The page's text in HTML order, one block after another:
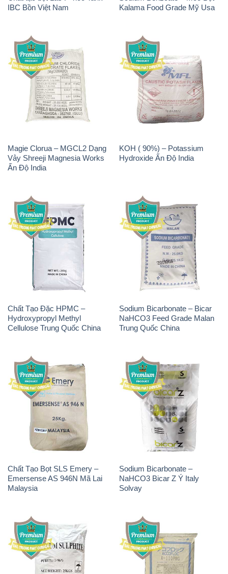
IBC Bồn Việt Nam
Kalama Food Grade Mỹ Usa
Magie Clorua – MGCL2 Dạng
Vảy Shreeji Magnesia Works
Ấn Độ India
KOH ( 90%) – Potassium
Hydroxide Ấn Độ India
Chất Tạo Đặc HPMC –
Hydroxypropyl Methyl
Cellulose Trung Quốc China
Sodium Bicarbonate – Bicar
NaHCO3 Feed Grade Malan
Trung Quốc China
Chất Tạo Bọt SLS Emery –
Emersense AS 946N Mã Lai
Malaysia
Sodium Bicarbonate –
NaHCO3 Bicar Z Ý Italy
Solvay